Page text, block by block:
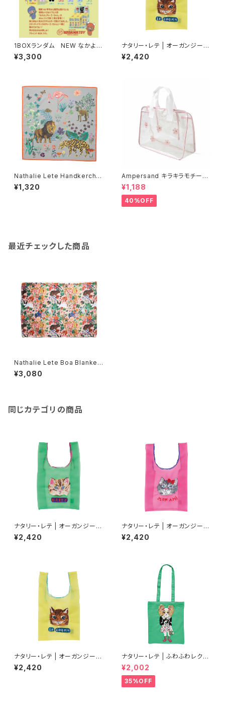
1BOXランダム NEW なかよし
チャーミーちゃんMini第2弾
¥3,300
ナタリー・レテ | オーガンジーバ
ッグ S マヤ | Organdy Bag S
Maya
¥2,420
Nathalie Lete Handkerchie
f Jungle-Gray
¥1,320
Ampersand キラキラモチーフ
プールバッグ/PK
¥1,188
40%OFF
最近チェックした商品
Nathalie Lete Boa Blanket
Rabbits
¥3,080
同じカテゴリの商品
ナタリー・レテ | オーガンジーバ
ッグ S ブルーアイ | Organdy
Bag S Blue eye
¥2,420
ナタリー・レテ | オーガンジーバ
ッグ S グレーキャット | Organd
y Bag S Gray cat
¥2,420
ナタリー・レテ | オーガンジーバ
ッグ S マヤ | Organdy Bag S
Maya
¥2,420
ナタリー・レテ | ふわふわレクタ
ングルトートバッグ ドッグ | Fluf
fy Rectangle tote bag Dog
¥2,002
35%OFF